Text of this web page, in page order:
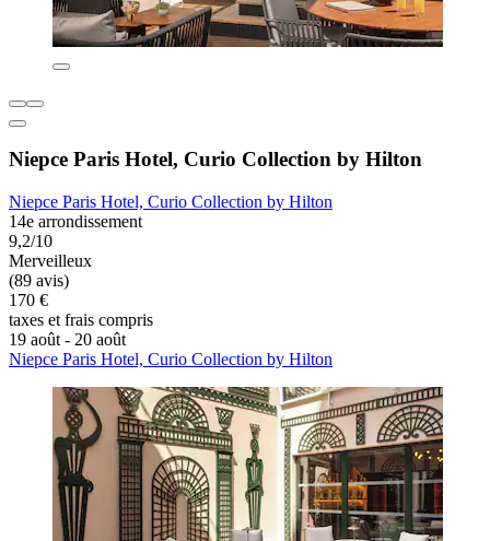
Niepce Paris Hotel, Curio Collection by Hilton
Niepce Paris Hotel, Curio Collection by Hilton
14e arrondissement
9,2/10
Merveilleux
(89 avis)
170 €
taxes et frais compris
19 août - 20 août
Niepce Paris Hotel, Curio Collection by Hilton